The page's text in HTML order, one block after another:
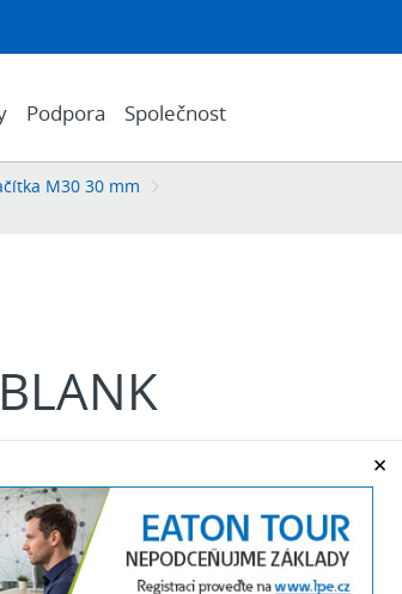
Podpora Společnost
M30 30 mm
Ploché provedení přední
R 100 kΩ, P 0,5 W, Kovová